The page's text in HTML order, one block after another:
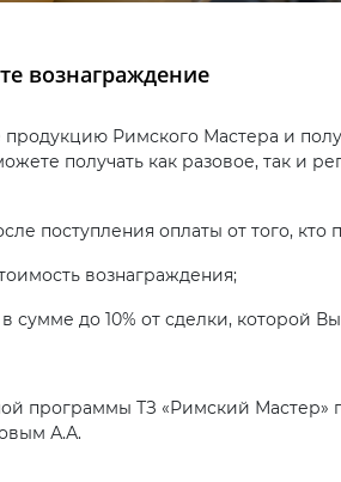
вознаграждение
Римского Мастера и
получать как разовое, так и
поступления оплаты от того,
вознаграждения;
до 10% от сделки, которой
программы ТЗ «Римский Мастер»
А.А.